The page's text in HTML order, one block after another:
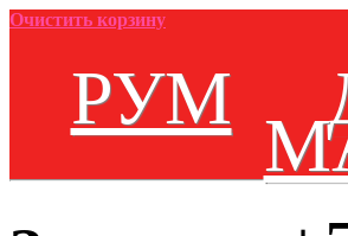
Очистить корзину
РУМ